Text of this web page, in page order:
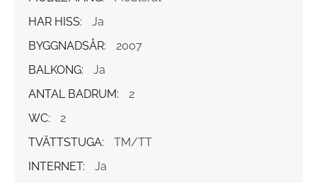
HAR HISS:
Ja
BYGGNADSÅR:
2007
BALKONG:
Ja
ANTAL BADRUM:
2
WC:
2
TVÄTTSTUGA:
TM/TT
INTERNET:
Ja